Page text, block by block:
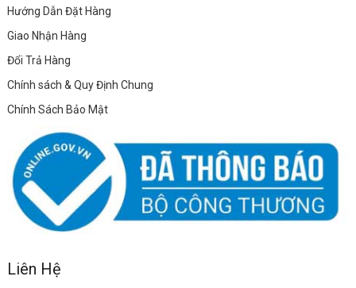
Hướng Dẫn Đặt Hàng
Giao Nhận Hàng
Đổi Trả Hàng
Chính sách & Quy Định Chung
Chính Sách Bảo Mật
Liên Hệ